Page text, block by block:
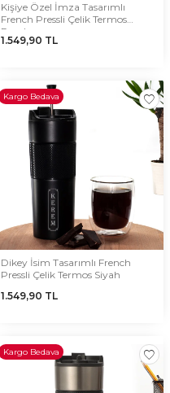
Kişiye Özel İmza Tasarımlı
French Pressli Çelik Termos
Pembe
1.549,90 TL
Kargo Bedava
Dikey İsim Tasarımlı French
Pressli Çelik Termos Siyah
1.549,90 TL
Kargo Bedava